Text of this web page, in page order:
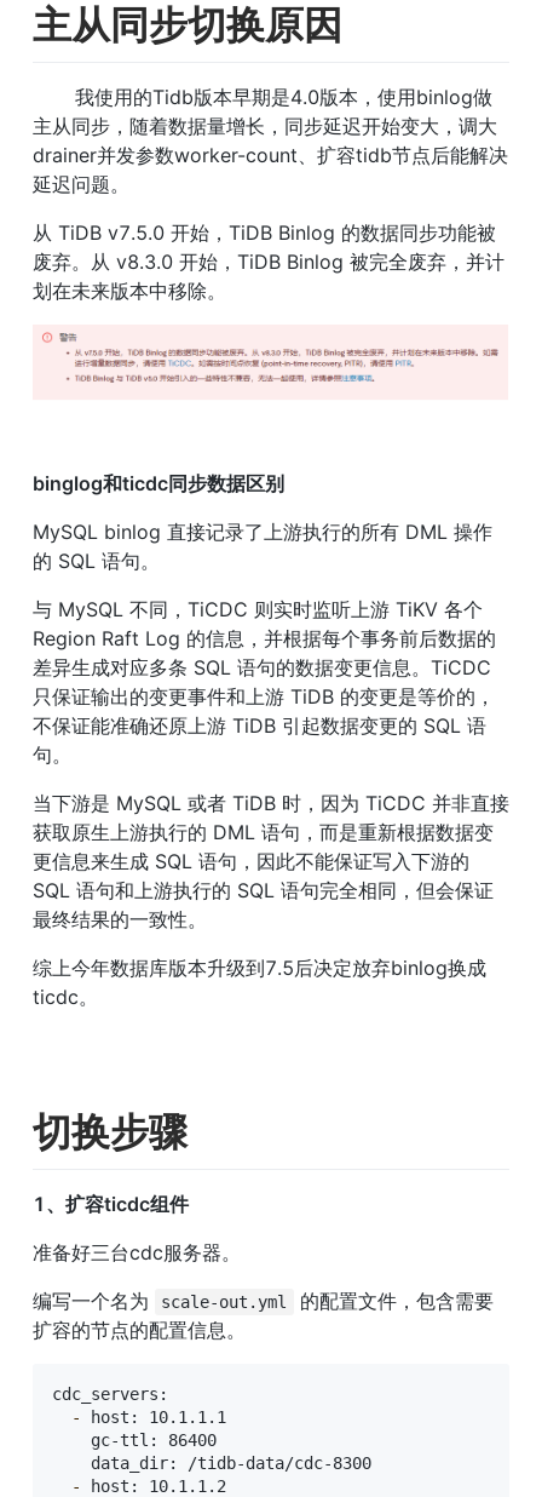
主从同步切换原因
主从同步，随着数据量增长，同步延迟开始变大，调大
drainer并发参数worker-count、扩容tidb节点后能解决
延迟问题。
从 TiDB v7.5.0 开始，TiDB Binlog 的数据同步功能被
废弃。从 v8.3.0 开始，TiDB Binlog 被完全废弃，并计
划在未来版本中移除。
binglog和ticdc同步数据区别
MySQL binlog 直接记录了上游执行的所有 DML 操作
的 SQL 语句。
与 MySQL 不同，TiCDC 则实时监听上游 TiKV 各个
Region Raft Log 的信息，并根据每个事务前后数据的
差异生成对应多条 SQL 语句的数据变更信息。TiCDC
只保证输出的变更事件和上游 TiDB 的变更是等价的，
不保证能准确还原上游 TiDB 引起数据变更的 SQL 语
句。
当下游是 MySQL 或者 TiDB 时，因为 TiCDC 并非直接
获取原生上游执行的 DML 语句，而是重新根据数据变
更信息来生成 SQL 语句，因此不能保证写入下游的
SQL 语句和上游执行的 SQL 语句完全相同，但会保证
最终结果的一致性。
综上今年数据库版本升级到7.5后决定放弃binlog换成
ticdc。
切换步骤
1、扩容ticdc组件
准备好三台cdc服务器。
编写一个名为
scale-out.yml
的配置文件，包含需要
扩容的节点的配置信息。
cdc_servers:
-
host: 10.1.1.1
    gc-ttl: 86400
    data_dir: /tidb-data/cdc-8300
-
host: 10.1.1.2